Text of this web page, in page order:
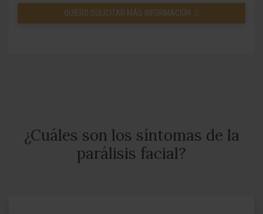
QUIERO SOLICITAR MÁS INFORMACIÓN
¿Cuáles son los síntomas de la
parálisis facial?